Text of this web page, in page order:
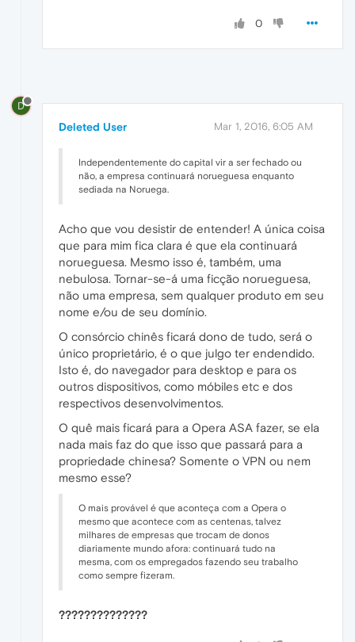
0
D
Deleted User Mar 1, 2016, 6:05 AM
Independentemente do capital vir a ser fechado ou
não, a empresa continuará norueguesa enquanto
sediada na Noruega.
Acho que vou desistir de entender! A única coisa
que para mim fica clara é que ela continuará
norueguesa. Mesmo isso é, também, uma
nebulosa. Tornar-se-á uma ficção norueguesa,
não uma empresa, sem qualquer produto em seu
nome e/ou de seu domínio.
O consórcio chinês ficará dono de tudo, será o
único proprietário, é o que julgo ter endendido.
Isto é, do navegador para desktop e para os
outros dispositivos, como móbiles etc e dos
respectivos desenvolvimentos.
O quê mais ficará para a Opera ASA fazer, se ela
nada mais faz do que isso que passará para a
propriedade chinesa? Somente o VPN ou nem
mesmo esse?
O mais provável é que aconteça com a Opera o
mesmo que acontece com as centenas, talvez
milhares de empresas que trocam de donos
diariamente mundo afora: continuará tudo na
mesma, com os empregados fazendo seu trabalho
como sempre fizeram.
??????????????